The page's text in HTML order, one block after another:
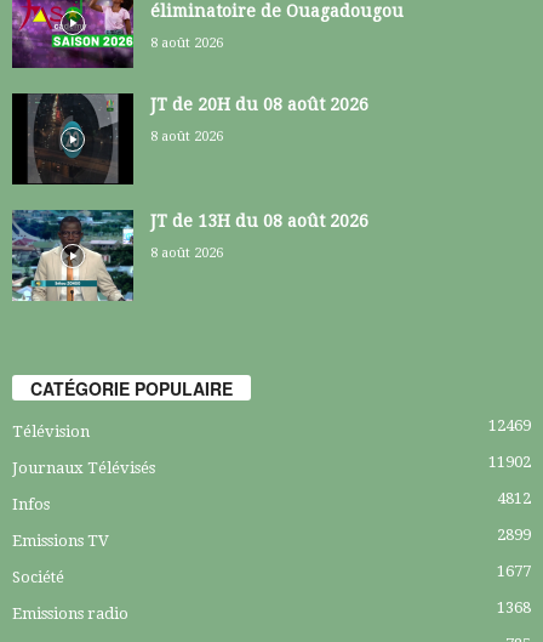
éliminatoire de Ouagadougou
8 août 2026
JT de 20H du 08 août 2026
8 août 2026
JT de 13H du 08 août 2026
8 août 2026
CATÉGORIE POPULAIRE
Télévision 12469
Journaux Télévisés 11902
Infos 4812
Emissions TV 2899
Société 1677
Emissions radio 1368